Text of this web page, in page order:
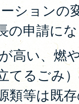
ションの
の申請にな
高い、燃
てるごみ
類等は既